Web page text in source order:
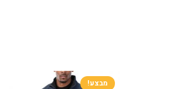
מבצע!